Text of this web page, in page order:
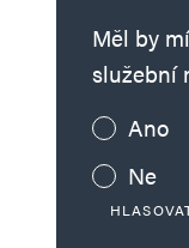
Měl by
služební
Ano
Ne